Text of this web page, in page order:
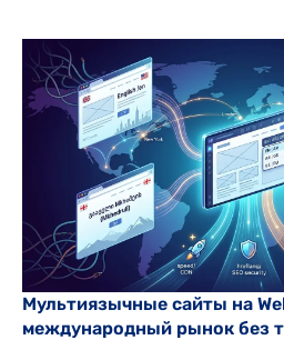
Мультиязычные сайты на
международный рынок без